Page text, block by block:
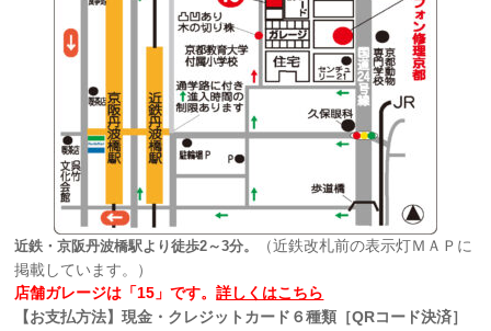
近鉄・京阪丹波橋駅より徒歩2～3分。
（近鉄改札前の表示灯ＭＡＰに
掲載しています。）
店舗ガレージは「15」です。詳しくはこちら
【お支払方法】現金・クレジットカード６種類［QRコード決済］